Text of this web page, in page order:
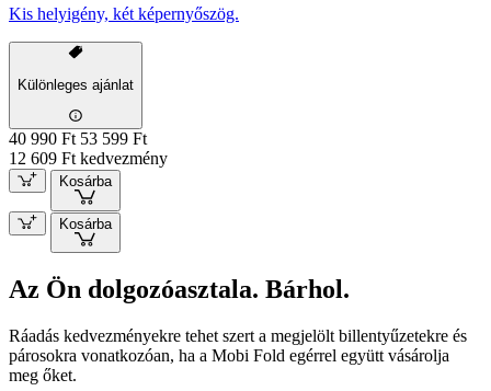
Kis helyigény, két képernyőszög.
Különleges ajánlat
40 990 Ft 53 599 Ft
12 609 Ft kedvezmény
Kosárba
Kosárba
Az Ön dolgozóasztala. Bárhol.
Ráadás kedvezményekre tehet szert a megjelölt billentyűzetekre és
párosokra vonatkozóan, ha a Mobi Fold egérrel együtt vásárolja
meg őket.